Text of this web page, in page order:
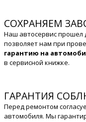
СОХРАНЯЕМ
Наш автосервис прошел
позволяет нам при
гарантию на
в сервисной книжке.
ГАРАНТИЯ
Перед ремонтом
автомобиля. Мы